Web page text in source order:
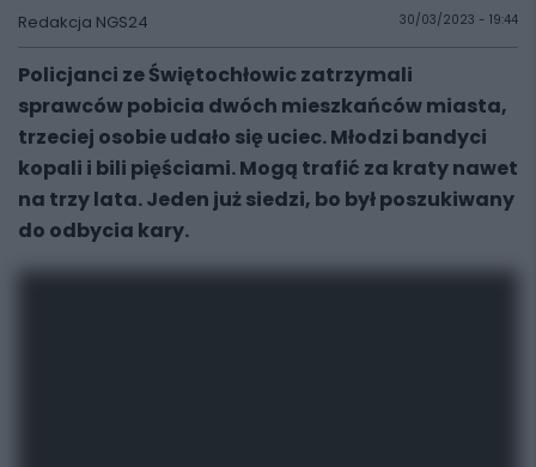
Redakcja NGS24 30/03/2023 - 19:44
Policjanci ze Świętochłowic zatrzymali
sprawców pobicia dwóch mieszkańców miasta,
trzeciej osobie udało się uciec. Młodzi bandyci
kopali i bili pięściami. Mogą trafić za kraty nawet
na trzy lata. Jeden już siedzi, bo był poszukiwany
do odbycia kary.